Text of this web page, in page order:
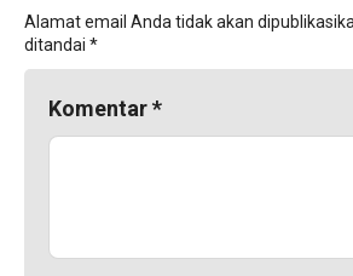
Alamat email Anda tidak akan
ditandai *
Komentar*